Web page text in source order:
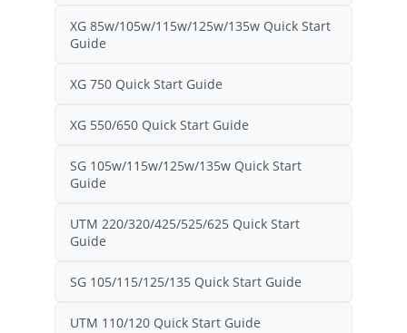
XG 85w/105w/115w/125w/135w Quick Start
Guide
XG 750 Quick Start Guide
XG 550/650 Quick Start Guide
SG 105w/115w/125w/135w Quick Start
Guide
UTM 220/320/425/525/625 Quick Start
Guide
SG 105/115/125/135 Quick Start Guide
UTM 110/120 Quick Start Guide